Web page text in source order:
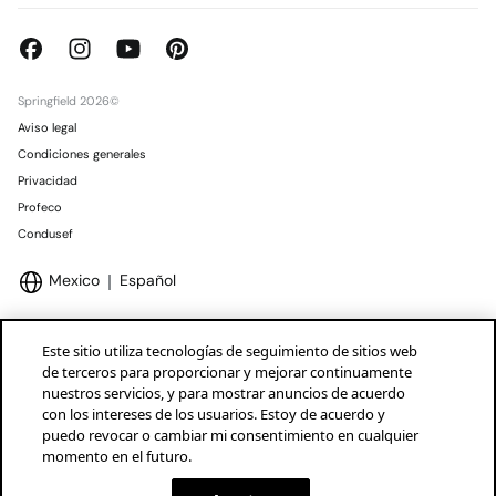
Springfield 2026©
Aviso legal
Condiciones generales
Privacidad
Profeco
Condusef
Mexico Español
Marcas Tendam
Este sitio utiliza tecnologías de seguimiento de sitios web
de terceros para proporcionar y mejorar continuamente
nuestros servicios, y para mostrar anuncios de acuerdo
con los intereses de los usuarios. Estoy de acuerdo y
puedo revocar o cambiar mi consentimiento en cualquier
momento en el futuro.